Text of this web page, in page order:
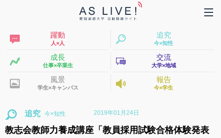
躍動
人×人
追究
今×知性
成長
仕事×卒業生
交流
大学×地域
風景
学生×キャンパス
報告
今×学生
追究 2019年01月24日
教志会教師力養成講座「教員採用試験合格体験発表